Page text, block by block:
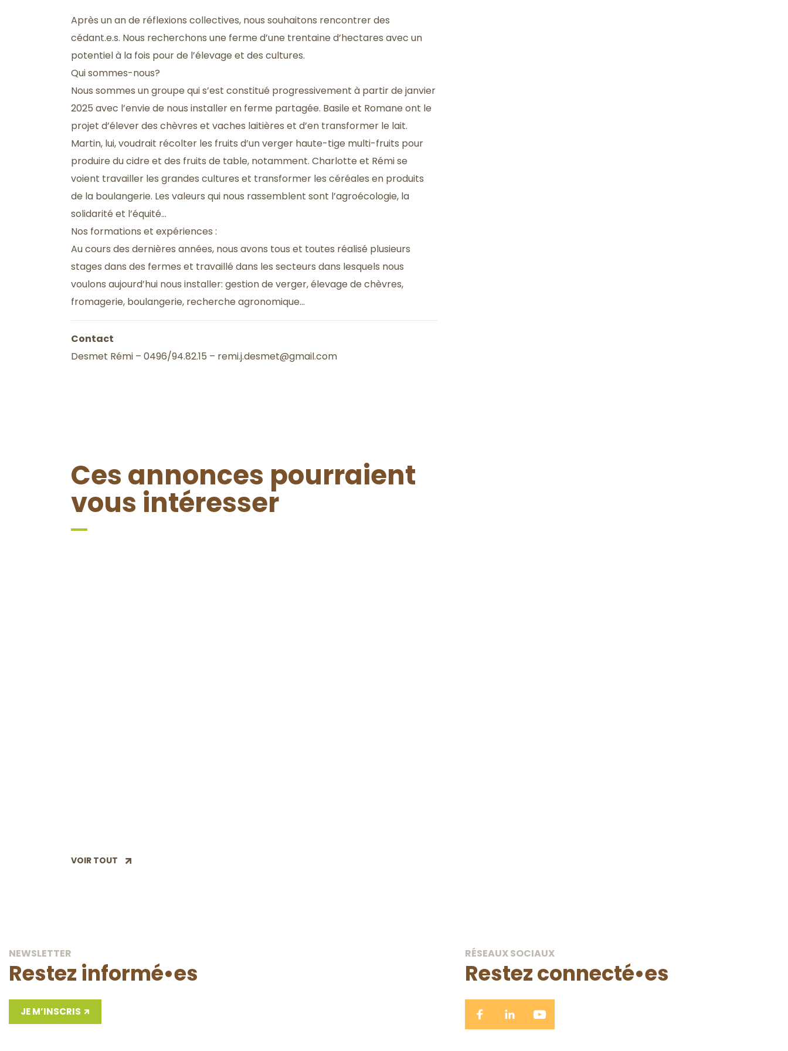
NOTRE ÉQUIPE
TERRE-EN-VUE DANS VOTRE TESTAMENT
Après un an de réflexions collectives, nous souhaitons rencontrer des
cédant.e.s. Nous recherchons une ferme d’une trentaine d’hectares avec un
potentiel à la fois pour de l’élevage et des cultures.
Qui sommes-nous?
Nous sommes un groupe qui s’est constitué progressivement à partir de janvier
2025 avec l’envie de nous installer en ferme partagée. Basile et Romane ont le
projet d’élever des chèvres et vaches laitières et d’en transformer le lait.
Martin, lui, voudrait récolter les fruits d’un verger haute-tige multi-fruits pour
produire du cidre et des fruits de table, notamment. Charlotte et Rémi se
voient travailler les grandes cultures et transformer les céréales en produits
de la boulangerie. Les valeurs qui nous rassemblent sont l’agroécologie, la
solidarité et l’équité…
Nos formations et expériences :
Au cours des dernières années, nous avons tous et toutes réalisé plusieurs
stages dans des fermes et travaillé dans les secteurs dans lesquels nous
voulons aujourd’hui nous installer: gestion de verger, élevage de chèvres,
fromagerie, boulangerie, recherche agronomique…
Contact
Desmet Rémi – 0496/94.82.15 – remi.j.desmet@gmail.com
Ces annonces pourraient
vous intéresser
VOIR TOUT
NEWSLETTER
Restez informé•es
JE M’INSCRIS
RÉSEAUX SOCIAUX
Restez connecté•es